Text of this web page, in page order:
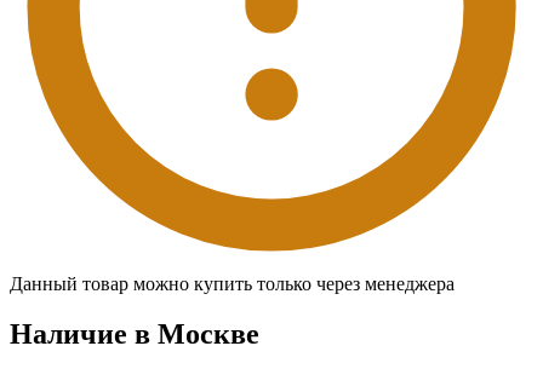
Данный товар можно купить только через менеджера
Наличие в Москвe